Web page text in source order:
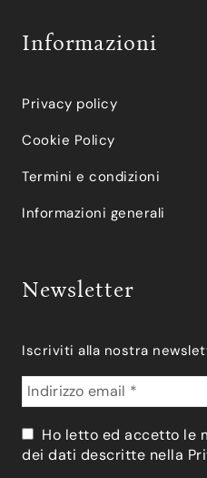
Informazioni
Privacy policy
Cookie Policy
Termini e condizioni
Informazioni generali
Newsletter
Iscriviti alla nostra
Ho letto ed accetto le
dei dati descritte nella